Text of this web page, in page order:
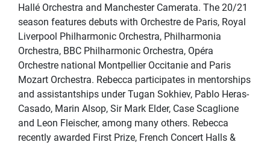
Hallé Orchestra and Manchester Camerata. The 20/21
season features debuts with Orchestre de Paris, Royal
Liverpool Philharmonic Orchestra, Philharmonia
Orchestra, BBC Philharmonic Orchestra, Opéra
Orchestre national Montpellier Occitanie and Paris
Mozart Orchestra. Rebecca participates in mentorships
and assistantships under Tugan Sokhiev, Pablo Heras-
Casado, Marin Alsop, Sir Mark Elder, Case Scaglione
and Leon Fleischer, among many others. Rebecca
recently awarded First Prize, French Concert Halls &